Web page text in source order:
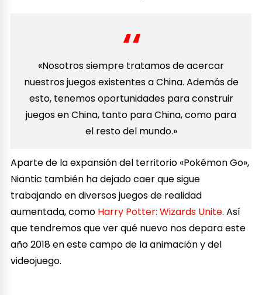
«Nosotros siempre tratamos de acercar
nuestros juegos existentes a China. Además de
esto, tenemos oportunidades para construir
juegos en China, tanto para China, como para
el resto del mundo.»
Aparte de la expansión del territorio «Pokémon Go»,
Niantic también ha dejado caer que sigue
trabajando en diversos juegos de realidad
aumentada, como Harry Potter: Wizards Unite. Así
que tendremos que ver qué nuevo nos depara este
año 2018 en este campo de la animación y del
videojuego.